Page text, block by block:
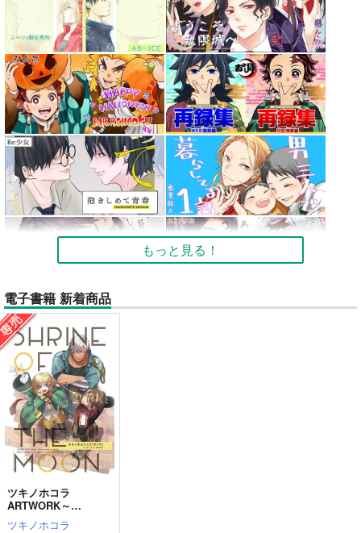
もっと見る！
電子書籍 新着商品
ツキノホコラ
ARTWORK～
2023Summer
ツキノホコラ